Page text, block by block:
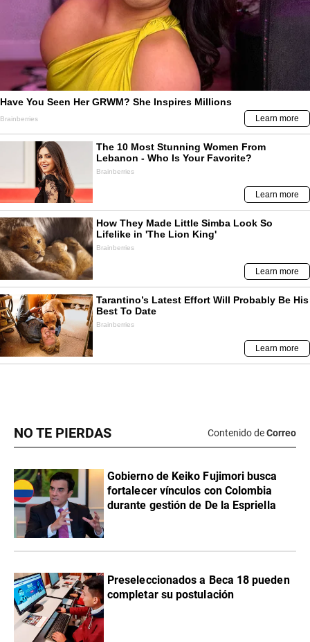
NO TE PIERDAS Contenido deCorreo
Gobierno de Keiko Fujimori busca
fortalecer vínculos con Colombia
durante gestión de De la Espriella
Preseleccionados a Beca 18 pueden
completar su postulación